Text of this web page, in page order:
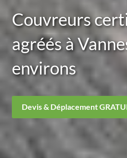
Couvreurs
agréés à
environs
Devis & Déplacement